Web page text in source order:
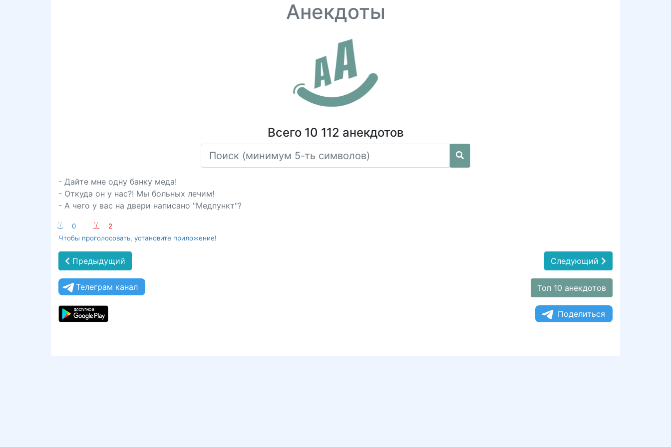
Анекдоты
Всего 10 112 анекдотов
- Дайте мне одну банку меда!
- Откуда он у нас?! Мы больных лечим!
- А чего у вас на двери написано "Медпункт"?
:-) 0 :-(
2
Чтобы проголосовать, установите приложение!
Предыдущий Следующий
Телеграм канал Топ 10 анекдотов
Поделиться